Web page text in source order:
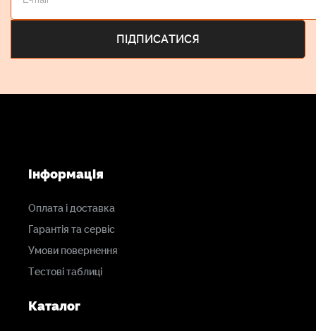
Інформація
Оплата і доставка
Гарантія та сервіс
Умови повернення
Тестові таблиці
Каталог